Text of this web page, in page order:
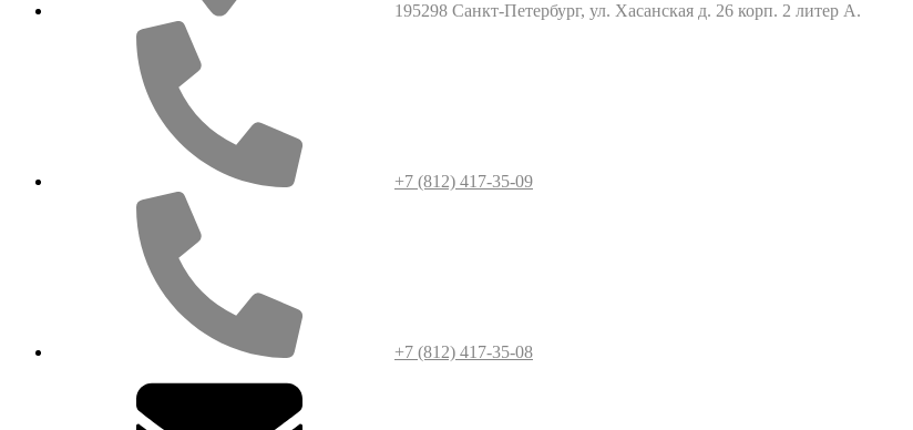
195298 Санкт-Петербург, ул. Хасанская д. 26 корп. 2 литер А.
+7 (812) 417-35-09
+7 (812) 417-35-08